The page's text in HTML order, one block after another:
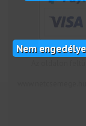
Nem
Az oldalon